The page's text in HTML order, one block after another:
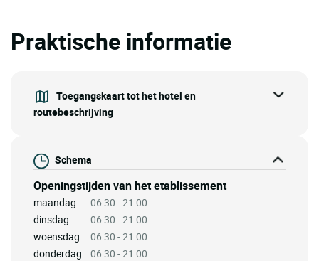
Praktische informatie
Toegangskaart tot het hotel en
routebeschrijving
Schema
Openingstijden van het etablissement
maandag:
06:30 - 21:00
dinsdag:
06:30 - 21:00
woensdag:
06:30 - 21:00
donderdag: 06:30 - 21:00